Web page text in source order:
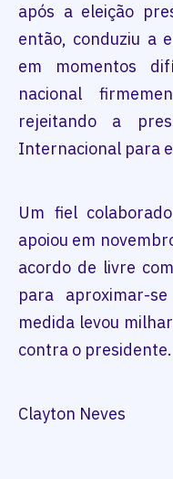
após a eleição
então, conduziu a
em momentos
nacional
rejeitando a
Internacional para
Um fiel
apoiou em
acordo de livre
para aproximar-
medida levou
contra o presidente.
Clayton Neves